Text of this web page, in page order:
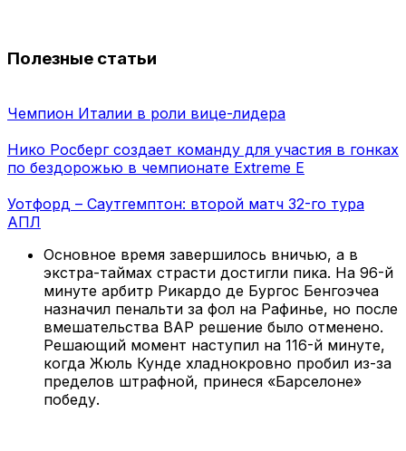
Полезные статьи
Чемпион Италии в роли вице-лидера
Нико Росберг создает команду для участия в гонках
по бездорожью в чемпионате Extreme E
Уотфорд – Саутгемптон: второй матч 32-го тура
АПЛ
Основное время завершилось вничью, а в
экстра-таймах страсти достигли пика. На 96-й
минуте арбитр Рикардо де Бургос Бенгоэчеа
назначил пенальти за фол на Рафинье, но после
вмешательства ВАР решение было отменено.
Решающий момент наступил на 116-й минуте,
когда Жюль Кунде хладнокровно пробил из-за
пределов штрафной, принеся «Барселоне»
победу.